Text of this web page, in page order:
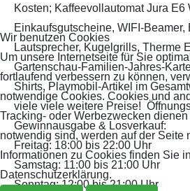
Kosten; Kaffeevollautomat Jura E6
Einkaufsgutscheine, WIFI-Beamer,
Lautsprecher, Kugelgrills, Therme
Gartenschau-Familien-Jahres-
Shirts, Playmobil-Artikel im
viele viele weitere Preise!
Gewinnausgabe & Losverkauf:
Freitag: 18:00 bis 22:00 Uhr
Samstag: 11:00 bis 21:00 Uhr
Sonntag: 12:00 bis 21:00 Uhr
Wir benutzen Cookies
Um unsere Internetseite für Sie
fortlaufend verbessern zu können,
notwendige Cookies. Cookies und
Tracking- oder Werbezwecken
notwendig sind, werden auf der Seite
Informationen zu Cookies finden Sie
Datenschutzerklärung.